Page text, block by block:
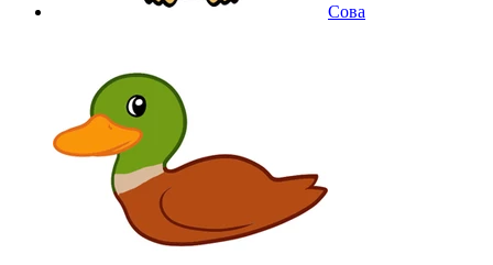
Сова